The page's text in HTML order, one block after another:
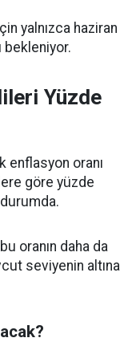
yalnızca haziran
bekleniyor.
Yüzde
enflasyon oranı
göre yüzde
oranın daha da
seviyenin altına